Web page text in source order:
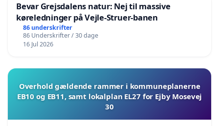
Bevar Grejsdalens natur: Nej til massive
køreledninger på Vejle-Struer-banen
86 underskrifter
86 Underskrifter / 30 dage
16 Jul 2026
Overhold gældende rammer i kommuneplanerne
EB10 og EB11, samt lokalplan EL27 for Ejby Mosevej
30